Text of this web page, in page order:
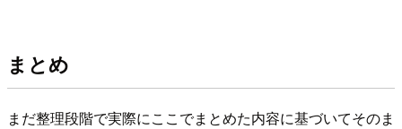
まとめ
まだ整理段階で実際にここでまとめた内容に基づいてそのま